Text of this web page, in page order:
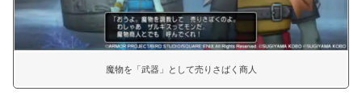
魔物を「武器」として売りさばく商人